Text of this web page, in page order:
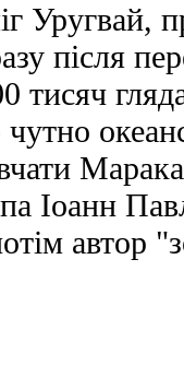
Уругвай,
після
тисяч
Іоанн
автор